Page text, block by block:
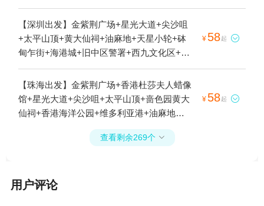
+香港电车叮叮车+海港城+香港摩天轮+旧中
区警署+港珠澳大桥游+港珠澳大桥人工岛
+香港故宫文化博物馆+西九艺术公园+中环
街市+坚尼地城1日游
【深圳出发】金紫荆广场+星光大道+尖沙咀
+太平山顶+黄大仙祠+油麻地+天星小轮+砵
甸乍街+海港城+旧中区警署+西九文化区+油
麻地果栏1日游
¥ 58起 
【珠海出发】金紫荆广场+香港杜莎夫人蜡像
馆+星光大道+尖沙咀+太平山顶+啬色园黄大
仙祠+香港海洋公园+维多利亚港+油麻地
+Big Bus香港观光巴士游+凌霄阁摩天台
428+庙街+中环+天星小轮+砵甸乍街+香港电
车1日游
¥ 58起 
查看剩余269个 
用户评论